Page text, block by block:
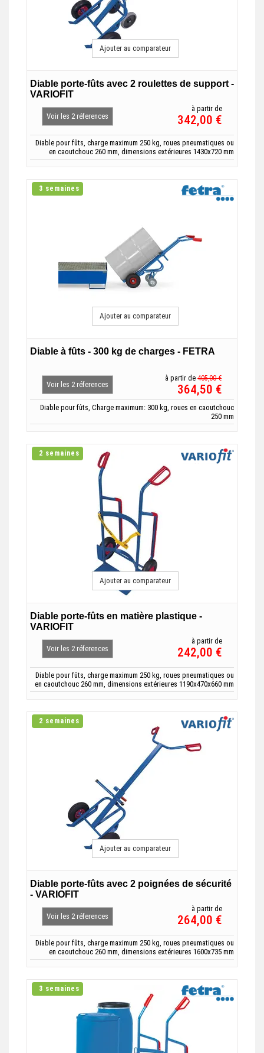
Diable porte-fûts avec 2 roulettes de support -
VARIOFIT
Voir les 2 réferences
à partir de
342,00 €
Diable pour fûts, charge maximum 250 kg, roues pneumatiques ou
en caoutchouc 260 mm, dimensions extérieures 1430x720 mm
Ajouter au comparateur
3 semaines
Diable à fûts - 300 kg de charges - FETRA
Voir les 2 réferences
à partir de 405,00 €
364,50 €
Diable pour fûts, Charge maximum: 300 kg, roues en caoutchouc
250 mm
Ajouter au comparateur
2 semaines
Diable porte-fûts en matière plastique -
VARIOFIT
Voir les 2 réferences
à partir de
242,00 €
Diable pour fûts, charge maximum 250 kg, roues pneumatiques ou
en caoutchouc 260 mm, dimensions extérieures 1190x470x660 mm
Ajouter au comparateur
2 semaines
Diable porte-fûts avec 2 poignées de sécurité
- VARIOFIT
Voir les 2 réferences
à partir de
264,00 €
Diable pour fûts, charge maximum 250 kg, roues pneumatiques ou
en caoutchouc 260 mm, dimensions extérieures 1600x735 mm
Ajouter au comparateur
3 semaines